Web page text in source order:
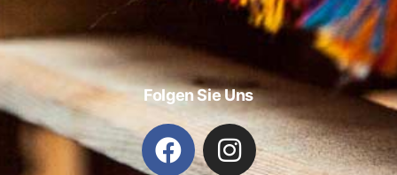
Folgen Sie Uns